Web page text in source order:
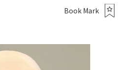
Book Mark